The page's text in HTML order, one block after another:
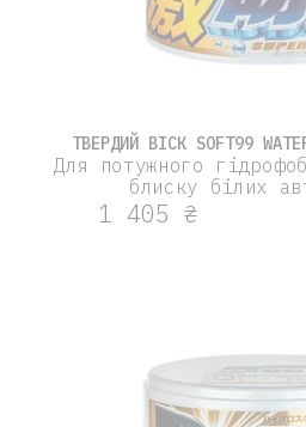
ТВЕРДИЙ ВІСК SOFT99
Для потужного
блиску білих
1 405 ₴